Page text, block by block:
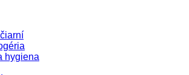
hygiena